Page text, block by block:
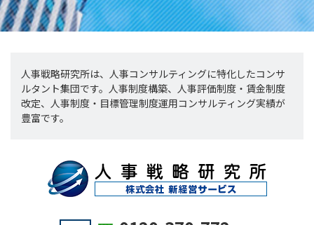
人事戦略研究所は、人事コンサルティングに特化したコンサ
ルタント集団です。人事制度構築、人事評価制度・賃金制度
改定、人事制度・目標管理制度運用コンサルティング実績が
豊富です。